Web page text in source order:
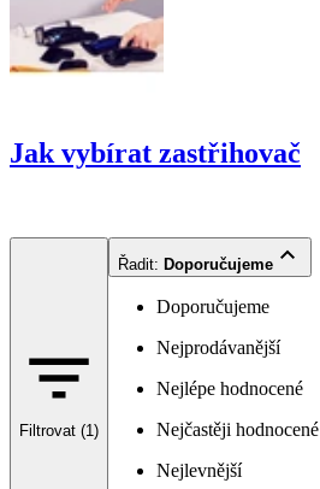
Jak vybírat zastřihovač
Filtrovat (1)
Řadit: Doporučujeme
Doporučujeme
Nejprodávanější
Nejlépe hodnocené
Nejčastěji hodnocené
Nejlevnější